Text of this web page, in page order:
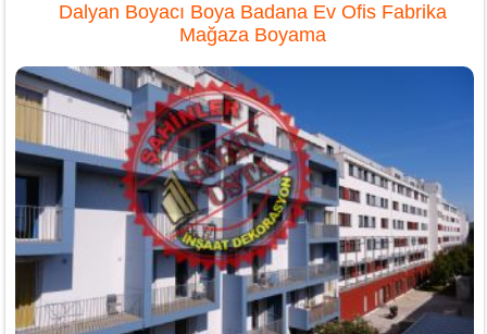
Dalyan Boyacı Boya Badana Ev Ofis Fabrika
Mağaza Boyama